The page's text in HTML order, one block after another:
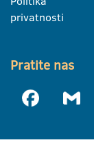
privatnosti
Pratite nas